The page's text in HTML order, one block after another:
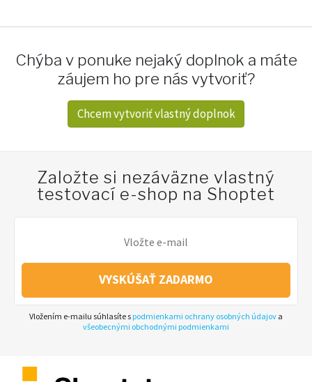
Chýba v ponuke nejaký doplnok a máte
záujem ho pre nás vytvoriť?
Chcem vytvoriť vlastný doplnok
Založte si nezáväzne vlastný
testovací e-shop na Shoptet
VYSKÚŠAŤ ZADARMO
Vložením e-mailu súhlasíte s podmienkami ochrany osobných údajov a
všeobecnými obchodnými podmienkami